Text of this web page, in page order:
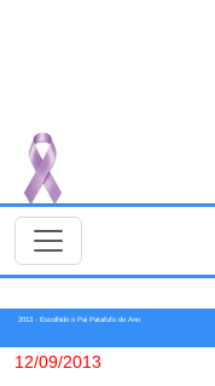
2013 - Escolhido o Pai Patafufo do Ano
12/09/2013